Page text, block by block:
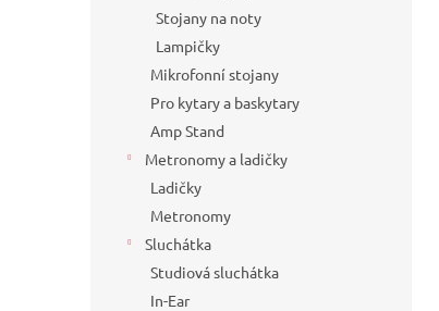
Stojany na noty
Lampičky
Mikrofonní stojany
Pro kytary a baskytary
Amp Stand
Metronomy a ladičky
Ladičky
Metronomy
Sluchátka
Studiová sluchátka
In-Ear